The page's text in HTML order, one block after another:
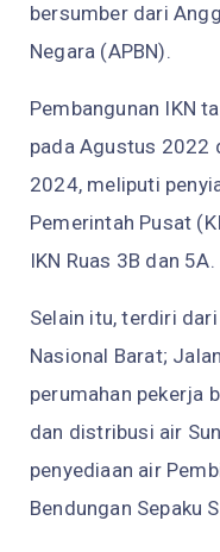
bersumber dari
Negara (APBN).
Pembangunan IKN
pada Agustus 2022
2024, meliputi
Pemerintah Pusat
IKN Ruas 3B dan 5A.
Selain itu, terdiri
Nasional Barat;
perumahan pekerja
dan distribusi air
penyediaan air
Bendungan Sepaku